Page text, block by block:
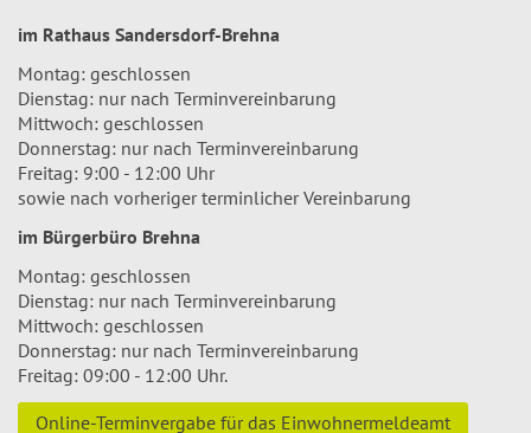
im Rathaus Sandersdorf-Brehna
Montag: geschlossen
Dienstag: nur nach Terminvereinbarung
Mittwoch: geschlossen
Donnerstag: nur nach Terminvereinbarung
Freitag: 9:00 - 12:00 Uhr
sowie nach vorheriger terminlicher Vereinbarung
im Bürgerbüro Brehna
Montag: geschlossen
Dienstag: nur nach Terminvereinbarung
Mittwoch: geschlossen
Donnerstag: nur nach Terminvereinbarung
Freitag: 09:00 - 12:00 Uhr.
Online-Terminvergabe für das Einwohnermeldeamt